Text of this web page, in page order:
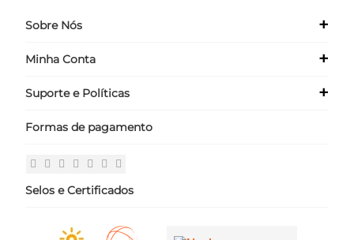
Sobre Nós +
Quem Somos
Minha Conta +
Meus Dados
Suporte e Políticas +
Políticas
Fale Conosco
Formas de pagamento
Selos e Certificados